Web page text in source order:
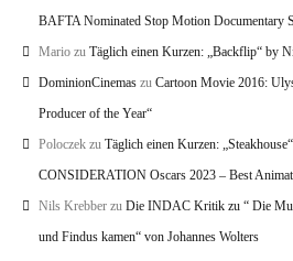
BAFTA Nominated Stop Motion Documentary
Mario zu Täglich einen Kurzen: „Backflip“ by
DominionCinemas zu Cartoon Movie 2016:
Producer of the Year“
Poloczek zu Täglich einen Kurzen:
CONSIDERATION Oscars 2023 – Best
Nils Krebber zu Die INDAC Kritik zu “ Die
und Findus kamen“ von Johannes Wolters